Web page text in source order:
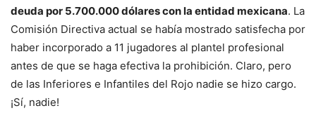
deuda por 5.700.000 dólares con la entidad mexicana. La
Comisión Directiva actual se había mostrado satisfecha por
haber incorporado a 11 jugadores al plantel profesional
antes de que se haga efectiva la prohibición. Claro, pero
de las Inferiores e Infantiles del Rojo nadie se hizo cargo.
¡Sí, nadie!